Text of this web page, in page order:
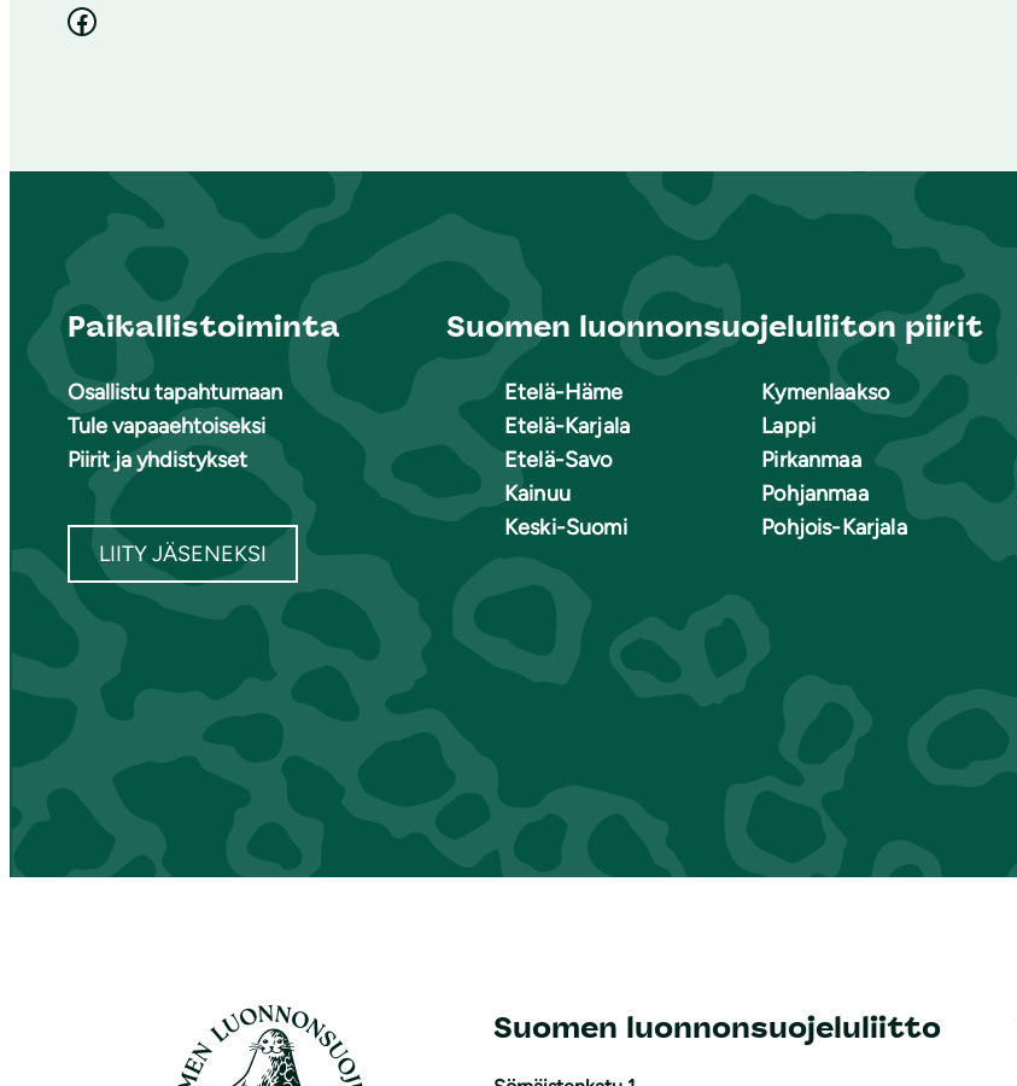
Facebook
Paikallistoiminta
Osallistu tapahtumaan
Tule vapaaehtoiseksi
Piirit ja yhdistykset
LIITY JÄSENEKSI
Suomen luonnonsuojeluliiton piirit
Etelä-Häme
Etelä-Karjala
Etelä-Savo
Kainuu
Keski-Suomi
Kymenlaakso
Lappi
Pirkanmaa
Pohjanmaa
Pohjois-Karjala
Suomen luonnonsuojeluliitto